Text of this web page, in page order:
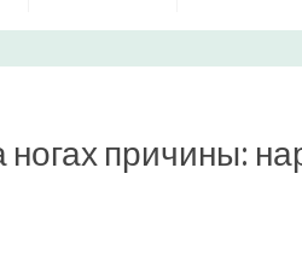
ногах причины: